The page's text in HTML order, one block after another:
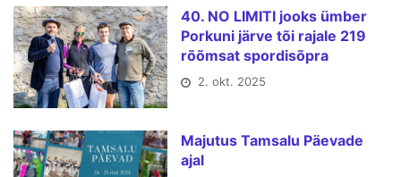
40. NO LIMITI jooks ümber
Porkuni järve tõi rajale 219
rõõmsat spordisõpra
2. okt. 2025
Majutus Tamsalu Päevade
ajal